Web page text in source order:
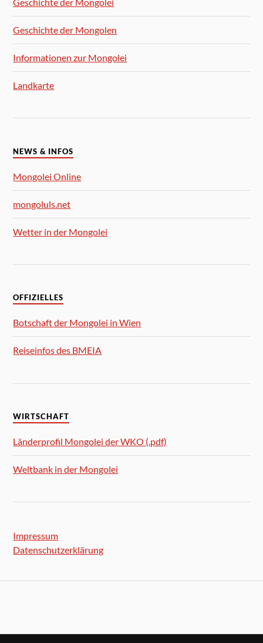
Geschichte der Mongolen
Informationen zur Mongolei
Landkarte
NEWS & INFOS
Mongolei Online
mongoluls.net
Wetter in der Mongolei
OFFIZIELLES
Botschaft der Mongolei in Wien
Reiseinfos des BMEIA
WIRTSCHAFT
Länderprofil Mongolei der WKO (.pdf)
Weltbank in der Mongolei
Impressum
Datenschutzerklärung